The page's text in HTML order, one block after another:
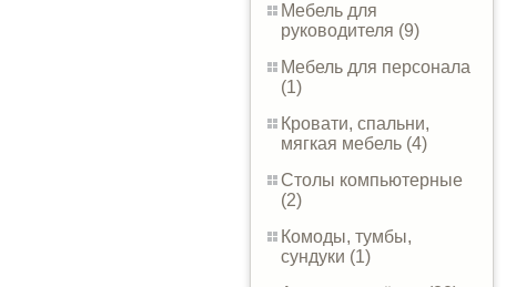
Мебель для
руководителя (9)
Мебель для персонала
(1)
Кровати, спальни,
мягкая мебель (4)
Столы компьютерные
(2)
Комоды, тумбы,
сундуки (1)